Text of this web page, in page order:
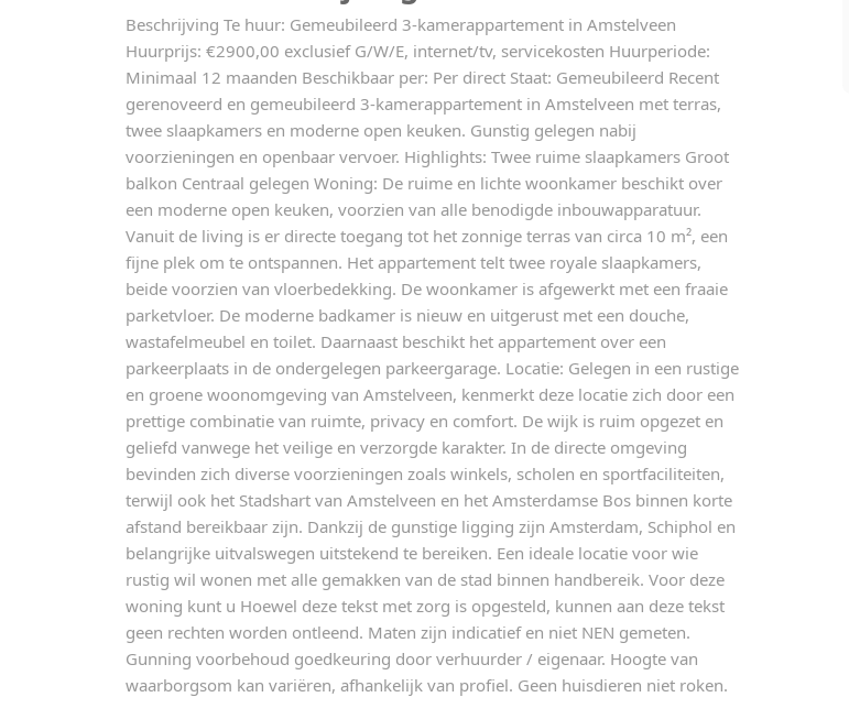
Beschrijving Te huur: Gemeubileerd 3-kamerappartement in Amstelveen
Huurprijs: €2900,00 exclusief G/W/E, internet/tv, servicekosten Huurperiode:
Minimaal 12 maanden Beschikbaar per: Per direct Staat: Gemeubileerd Recent
gerenoveerd en gemeubileerd 3-kamerappartement in Amstelveen met terras,
twee slaapkamers en moderne open keuken. Gunstig gelegen nabij
voorzieningen en openbaar vervoer. Highlights: Twee ruime slaapkamers Groot
balkon Centraal gelegen Woning: De ruime en lichte woonkamer beschikt over
een moderne open keuken, voorzien van alle benodigde inbouwapparatuur.
Vanuit de living is er directe toegang tot het zonnige terras van circa 10 m², een
fijne plek om te ontspannen. Het appartement telt twee royale slaapkamers,
beide voorzien van vloerbedekking. De woonkamer is afgewerkt met een fraaie
parketvloer. De moderne badkamer is nieuw en uitgerust met een douche,
wastafelmeubel en toilet. Daarnaast beschikt het appartement over een
parkeerplaats in de ondergelegen parkeergarage. Locatie: Gelegen in een rustige
en groene woonomgeving van Amstelveen, kenmerkt deze locatie zich door een
prettige combinatie van ruimte, privacy en comfort. De wijk is ruim opgezet en
geliefd vanwege het veilige en verzorgde karakter. In de directe omgeving
bevinden zich diverse voorzieningen zoals winkels, scholen en sportfaciliteiten,
terwijl ook het Stadshart van Amstelveen en het Amsterdamse Bos binnen korte
afstand bereikbaar zijn. Dankzij de gunstige ligging zijn Amsterdam, Schiphol en
belangrijke uitvalswegen uitstekend te bereiken. Een ideale locatie voor wie
rustig wil wonen met alle gemakken van de stad binnen handbereik. Voor deze
woning kunt u Hoewel deze tekst met zorg is opgesteld, kunnen aan deze tekst
geen rechten worden ontleend. Maten zijn indicatief en niet NEN gemeten.
Gunning voorbehoud goedkeuring door verhuurder / eigenaar. Hoogte van
waarborgsom kan variëren, afhankelijk van profiel. Geen huisdieren niet roken.